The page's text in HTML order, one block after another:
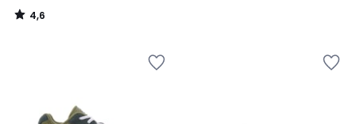
4,6
/